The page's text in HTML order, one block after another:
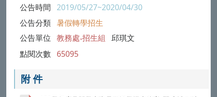
公告時間 2019/05/27~2020/04/30
公告分類 暑假轉學招生
公告單位 教務處-招生組 邱琪文
點閱次數 65095
附 件